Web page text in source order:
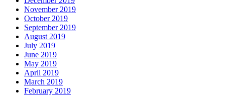
November 2019
October 2019
September 2019
August 2019
July 2019
June 2019
May 2019
April 2019
March 2019
February 2019